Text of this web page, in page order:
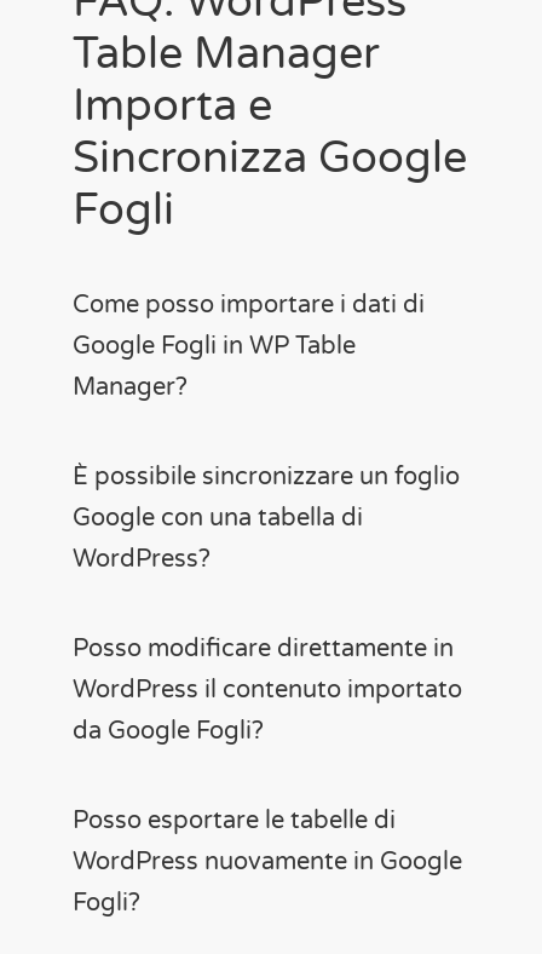
Table Manager
Importa e
Sincronizza Google
Fogli
Come posso importare i dati di
Google Fogli in WP Table
Manager?
È possibile sincronizzare un foglio
Google con una tabella di
WordPress?
Posso modificare direttamente in
WordPress il contenuto importato
da Google Fogli?
Posso esportare le tabelle di
WordPress nuovamente in Google
Fogli?